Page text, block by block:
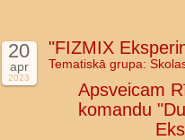
20
apr
2023
"FIZMIX
Tematiskā grupa:
Apsveicam
komandu